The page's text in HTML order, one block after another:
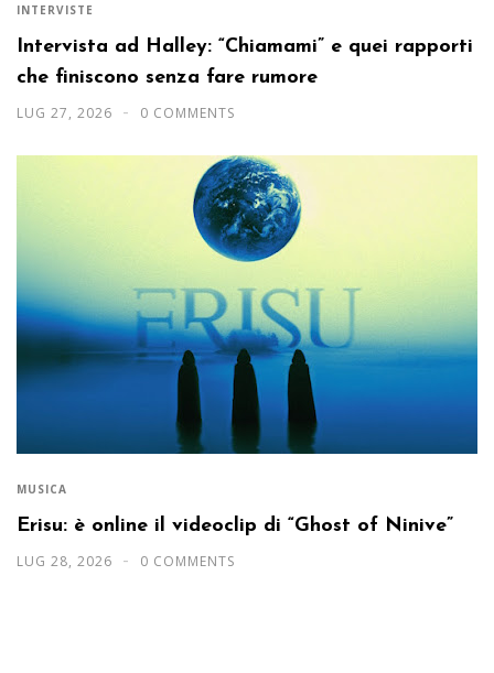
INTERVISTE
Intervista ad Halley: “Chiamami” e quei rapporti
che finiscono senza fare rumore
LUG 27, 2026 0 COMMENTS
MUSICA
Erisu: è online il videoclip di “Ghost of Ninive”
LUG 28, 2026 0 COMMENTS